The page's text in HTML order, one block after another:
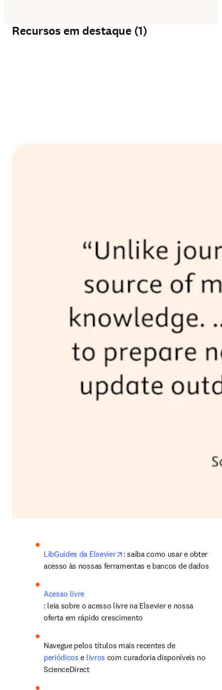
Recursos em destaque (1)
LibGuides da Elsevier opens in new tab/window
: saiba como usar e obter
acesso às nossas ferramentas e bancos de dados
Acesso livre
: leia sobre o acesso livre na Elsevier e nossa
oferta em rápido crescimento
Navegue pelos títulos mais recentes de
periódicos e livros com curadoria disponíveis no
ScienceDirect